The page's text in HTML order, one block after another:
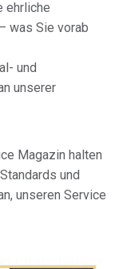
ehrliche
was Sie vorab
und
unserer
Magazin halten
und
unseren Service